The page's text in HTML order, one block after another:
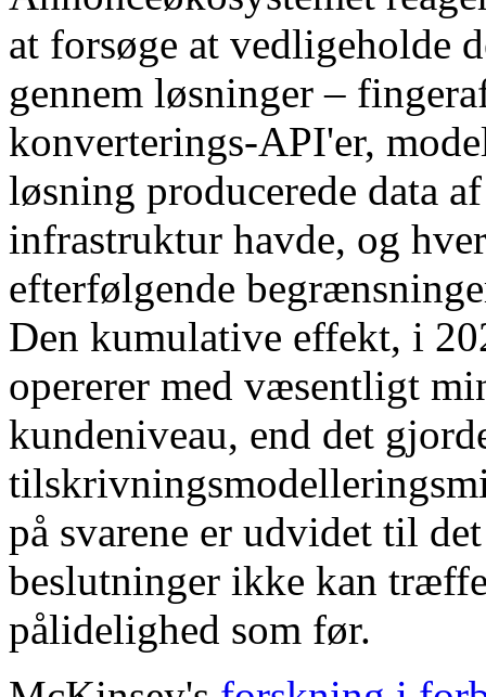
at forsøge at vedligeholde
gennem løsninger –
konverterings-API'er,
løsning producerede data
infrastruktur havde, og
efterfølgende
Den kumulative effekt, i
opererer med væsentligt
kundeniveau, end det
på svarene er udvidet til
beslutninger ikke kan
pålidelighed som før.